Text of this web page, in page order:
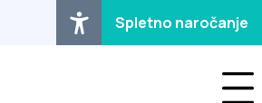
Spletno naročanje